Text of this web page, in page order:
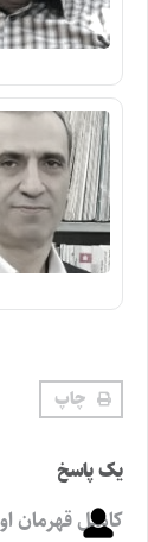
چاپ
یک پاسخ
کامیل قهرمان